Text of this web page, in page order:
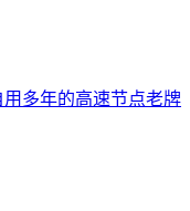
多年的高速节点老牌